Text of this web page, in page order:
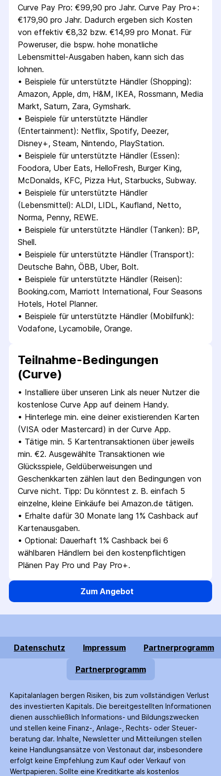
Curve Pay Pro: €99,90 pro Jahr. Curve Pay Pro+:
€179,90 pro Jahr. Dadurch ergeben sich Kosten
von effektiv €8,32 bzw. €14,99 pro Monat. Für
Poweruser, die bspw. hohe monatliche
Lebensmittel-Ausgaben haben, kann sich das
lohnen.
• Beispiele für unterstützte Händler (Shopping):
Amazon, Apple, dm, H&M, IKEA, Rossmann, Media
Markt, Saturn, Zara, Gymshark.
• Beispiele für unterstützte Händler
(Entertainment): Netflix, Spotify, Deezer,
Disney+, Steam, Nintendo, PlayStation.
• Beispiele für unterstützte Händler (Essen):
Foodora, Uber Eats, HelloFresh, Burger King,
McDonalds, KFC, Pizza Hut, Starbucks, Subway.
• Beispiele für unterstützte Händler
(Lebensmittel): ALDI, LIDL, Kaufland, Netto,
Norma, Penny, REWE.
• Beispiele für unterstützte Händler (Tanken): BP,
Shell.
• Beispiele für unterstützte Händler (Transport):
Deutsche Bahn, ÖBB, Uber, Bolt.
• Beispiele für unterstützte Händler (Reisen):
Booking.com, Marriott International, Four Seasons
Hotels, Hotel Planner.
• Beispiele für unterstützte Händler (Mobilfunk):
Vodafone, Lycamobile, Orange.
Teilnahme-Bedingungen
(Curve)
• Installiere über unseren Link als neuer Nutzer die
kostenlose Curve App auf deinem Handy.
• Hinterlege min. eine deiner existierenden Karten
(VISA oder Mastercard) in der Curve App.
• Tätige min. 5 Kartentransaktionen über jeweils
min. €2. Ausgewählte Transaktionen wie
Glücksspiele, Geldüberweisungen und
Geschenkkarten zählen laut den Bedingungen von
Curve nicht. Tipp: Du könntest z. B. einfach 5
einzelne, kleine Einkäufe bei Amazon.de tätigen.
• Erhalte dafür 30 Monate lang 1% Cashback auf
Kartenausgaben.
• Optional: Dauerhaft 1% Cashback bei 6
wählbaren Händlern bei den kostenpflichtigen
Plänen Pay Pro und Pay Pro+.
Zum Angebot
Datenschutz Impressum Partnerprogramm
Partnerprogramm
Kapitalanlagen bergen Risiken, bis zum voll­ständigen Verlust
des investierten Kapitals. Die bereitgestellten Informationen
dienen ausschließlich Informations- und Bildungs­zwecken
und stellen keine Finanz-, Anlage-, Rechts- oder Steuer­
beratung dar. Inhalte, Newsletter und Mitteilungen stellen
keine Handlungs­ansätze von Vestonaut dar, insbesondere
erfolgt keine Empfehlung zum Kauf oder Verkauf von
Wertpapieren. Sollte eine Kreditkarte als kostenlos